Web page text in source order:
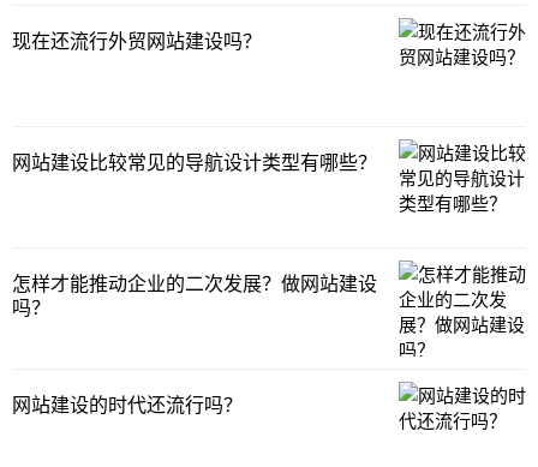
现在还流行外贸网站建设吗？
网站建设比较常见的导航设计类型有哪些？
怎样才能推动企业的二次发展？做网站建设
吗？
网站建设的时代还流行吗？